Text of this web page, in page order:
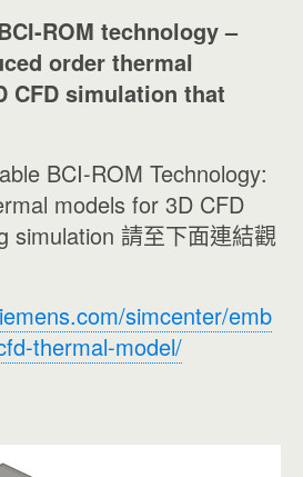
ROM technology –
order thermal
CFD simulation that
BCI-ROM Technology:
models for 3D CFD
simulation 請至下面連結觀
simcenter/emb
thermal-model/